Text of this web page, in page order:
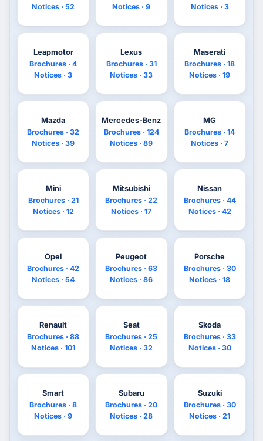
Notices · 52
Notices · 9
Notices · 3
Leapmotor
Brochures · 4
Notices · 3
Lexus
Brochures · 31
Notices · 33
Maserati
Brochures · 18
Notices · 19
Mazda
Brochures · 32
Notices · 39
Mercedes-Benz
Brochures · 124
Notices · 89
MG
Brochures · 14
Notices · 7
Mini
Brochures · 21
Notices · 12
Mitsubishi
Brochures · 22
Notices · 17
Nissan
Brochures · 44
Notices · 42
Opel
Brochures · 42
Notices · 54
Peugeot
Brochures · 63
Notices · 86
Porsche
Brochures · 30
Notices · 18
Renault
Brochures · 88
Notices · 101
Seat
Brochures · 25
Notices · 32
Skoda
Brochures · 33
Notices · 30
Smart
Brochures · 8
Notices · 9
Subaru
Brochures · 20
Notices · 28
Suzuki
Brochures · 30
Notices · 21